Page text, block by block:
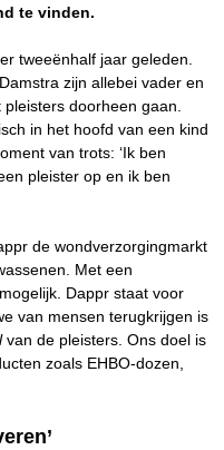
te vinden.
tweeënhalf jaar geleden.
zijn allebei vader en
doorheen gaan.
in het hoofd van een kind
van trots: ‘Ik ben
pleister op en ik ben
de wondverzorgingmarkt
Met een
Dappr staat voor
van mensen terugkrijgen is
van de pleisters. Ons doel is
zoals EHBO-dozen,